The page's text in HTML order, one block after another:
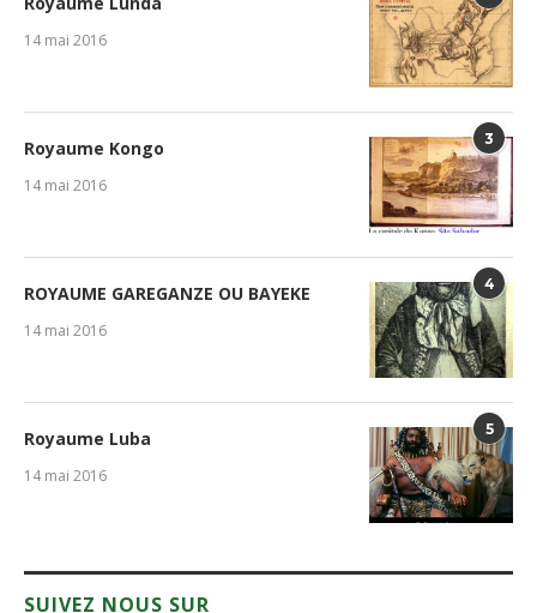
14 mai 2016
3
Royaume Kongo
14 mai 2016
4
ROYAUME GAREGANZE OU BAYEKE
14 mai 2016
5
Royaume Luba
14 mai 2016
SUIVEZ NOUS SUR